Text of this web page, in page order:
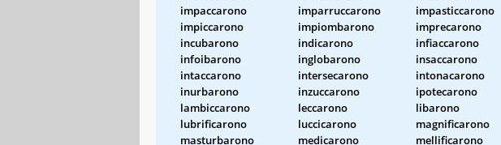
impaccarono
imparruccarono impasticcarono
impiccarono
impiombarono imprecarono
incubarono
indicarono infiaccarono
infoibarono
inglobarono insaccarono
intaccarono
intersecarono intonacarono
inurbarono
inzuccarono ipotecarono
lambiccarono
leccarono libarono
lubrificarono
luccicarono magnificarono
masturbarono
medicarono mellificarono